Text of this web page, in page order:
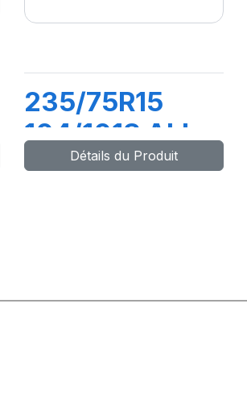
235/75R15
104/101S ALL
TERRAIN T/A
Détails du Produit